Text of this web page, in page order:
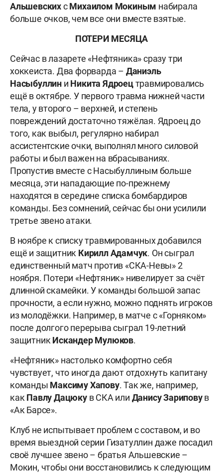
АльшевскихсМихаилом Мокиным набирала
больше очков, чем все они вместе взятые.
ПОТЕРИ МЕСЯЦА
Сейчас в лазарете «Нефтяника» сразу три
хоккеиста. Два форварда – Даниэль
Насыбуллин и Никита Ядроецтравмировались
ещё в октябре. У первого травма нижней части
тела, у второго – верхней, и степень
повреждений достаточно тяжёлая. Ядроец до
того, как выбыл, регулярно набирал
ассистентские очки, выполнял много силовой
работы и был важен на вбрасываниях.
Пропустив вместе с Насыбуллиным больше
месяца, эти нападающие по-прежнему
находятся в середине списка бомбардиров
команды. Без сомнений, сейчас бы они усилили
третье звено атаки.
В ноябре к списку травмированных добавился
ещё и защитник Кирилл Адамчук. Он сыграл
единственный матч против «СКА-Невы» 2
ноября. Потери «Нефтяник» нивелирует за счёт
длинной скамейки. У команды большой запас
прочности, а если нужно, можно поднять игроков
из молодёжки. Например, в матче с «Горняком»
после долгого перерыва сыграл 19-летний
защитник Искандер Мулюков.
«Нефтяник» настолько комфортно себя
чувствует, что иногда дают отдохнуть капитану
команды Максиму Хапову. Так же, например,
как Павлу Дацюкув СКА или Данису Зариповув
«Ак Барсе».
Клуб не испытывает проблем с составом, и во
время выездной серии Гизатуллин даже посадил
своё лучшее звено – братья Альшевские –
Мокин, чтобы они восстановились к следующим